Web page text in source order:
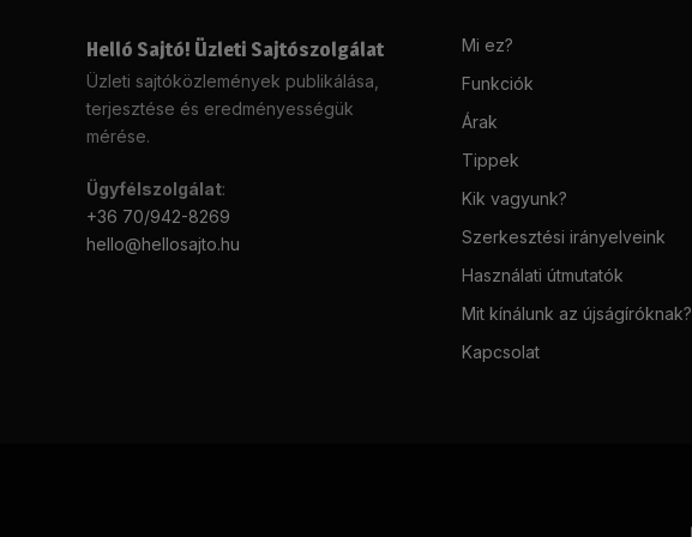
Helló Sajtó! Üzleti Sajtószolgálat
Üzleti sajtóközlemények publikálása,
terjesztése és eredményességük
mérése.
Ügyfélszolgálat:
+36 70/942-8269
hello@hellosajto.hu
Mi ez?
Funkciók
Árak
Tippek
Kik vagyunk?
Szerkesztési irányelveink
Használati útmutatók
Mit kínálunk az újságíróknak?
Kapcsolat